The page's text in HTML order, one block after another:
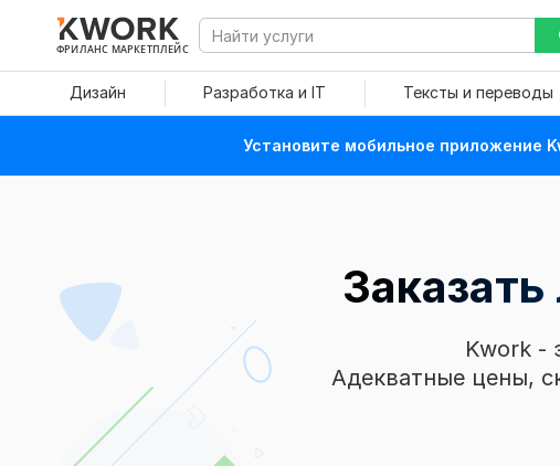
ФРИЛАНС МАРКЕТПЛЕЙС
Дизайн Разработка и IT Тексты и переводы
Установите мобильное приложение
Kwork -
Адекватные цены,